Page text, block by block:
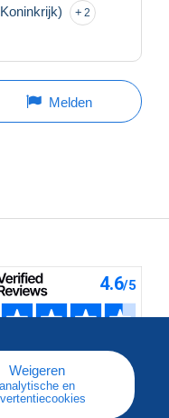
2
Melden
Weigeren
analytische en